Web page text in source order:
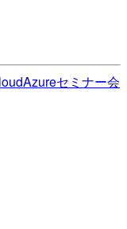
Azureセミナー会